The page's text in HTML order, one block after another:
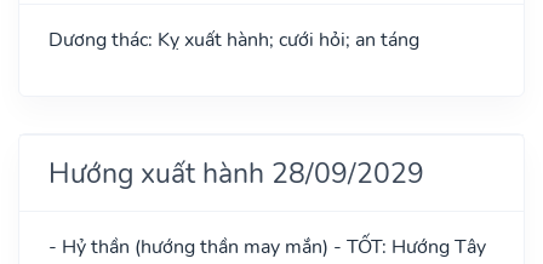
Dương thác: Kỵ xuất hành; cưới hỏi; an táng
Hướng xuất hành 28/09/2029
- Hỷ thần (hướng thần may mắn) - TỐT: Hướng Tây